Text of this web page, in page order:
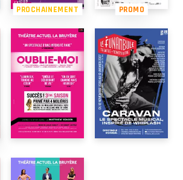
PROCHAINEMENT PROMO